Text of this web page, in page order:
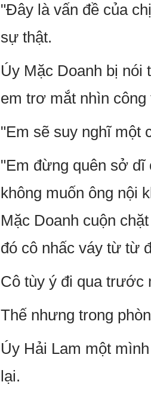
"Đây là vấn đề của
sự thật.
Úy Mặc Doanh bị nói
em trơ mắt nhìn
"Em sẽ suy nghĩ một
"Em đừng quên sở dĩ
không muốn ông nội
Mặc Doanh cuộn
đó cô nhấc váy từ từ
Cô tùy ý đi qua trước
Thế nhưng trong
Úy Hải Lam một
lại.